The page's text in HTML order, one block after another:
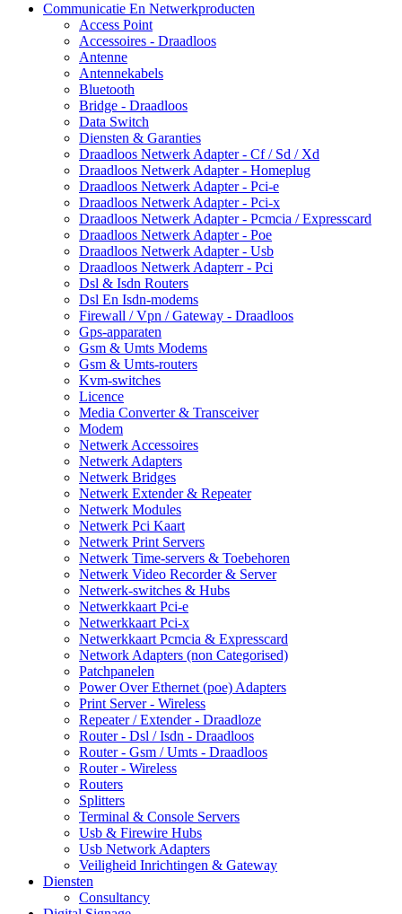
Communicatie En Netwerkproducten
Access Point
Accessoires - Draadloos
Antenne
Antennekabels
Bluetooth
Bridge - Draadloos
Data Switch
Diensten & Garanties
Draadloos Netwerk Adapter - Cf / Sd / Xd
Draadloos Netwerk Adapter - Homeplug
Draadloos Netwerk Adapter - Pci-e
Draadloos Netwerk Adapter - Pci-x
Draadloos Netwerk Adapter - Pcmcia / Expresscard
Draadloos Netwerk Adapter - Poe
Draadloos Netwerk Adapter - Usb
Draadloos Netwerk Adapterr - Pci
Dsl & Isdn Routers
Dsl En Isdn-modems
Firewall / Vpn / Gateway - Draadloos
Gps-apparaten
Gsm & Umts Modems
Gsm & Umts-routers
Kvm-switches
Licence
Media Converter & Transceiver
Modem
Netwerk Accessoires
Netwerk Adapters
Netwerk Bridges
Netwerk Extender & Repeater
Netwerk Modules
Netwerk Pci Kaart
Netwerk Print Servers
Netwerk Time-servers & Toebehoren
Netwerk Video Recorder & Server
Netwerk-switches & Hubs
Netwerkkaart Pci-e
Netwerkkaart Pci-x
Netwerkkaart Pcmcia & Expresscard
Network Adapters (non Categorised)
Patchpanelen
Power Over Ethernet (poe) Adapters
Print Server - Wireless
Repeater / Extender - Draadloze
Router - Dsl / Isdn - Draadloos
Router - Gsm / Umts - Draadloos
Router - Wireless
Routers
Splitters
Terminal & Console Servers
Usb & Firewire Hubs
Usb Network Adapters
Veiligheid Inrichtingen & Gateway
Diensten
Consultancy